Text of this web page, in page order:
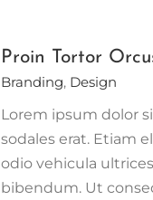
Proin Tortor
Branding, Design
Lorem ipsum dolor
sodales erat. Etiam
odio vehicula
bibendum. Ut